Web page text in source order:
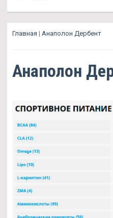
Главная | Анаполон Дербент
Анаполон